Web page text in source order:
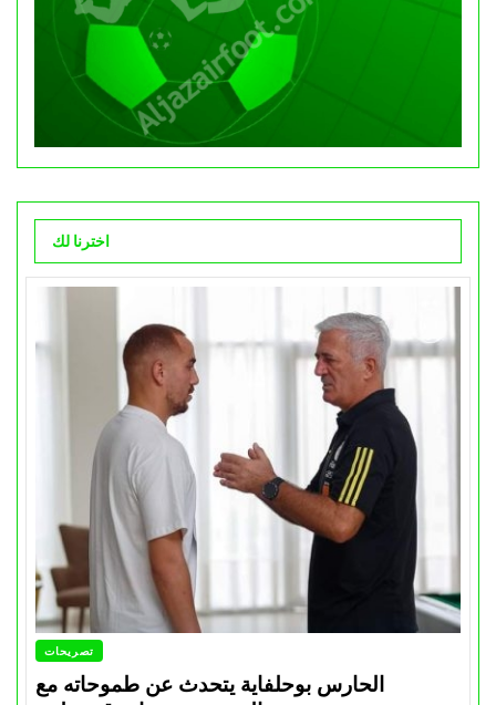
اخترنا لك
تصريحات
الحارس بوحلفاية يتحدث عن طموحاته مع